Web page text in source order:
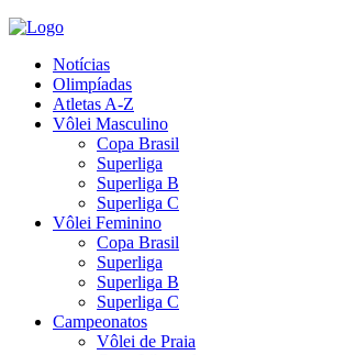
Notícias
Olimpíadas
Atletas A-Z
Vôlei Masculino
Copa Brasil
Superliga
Superliga B
Superliga C
Vôlei Feminino
Copa Brasil
Superliga
Superliga B
Superliga C
Campeonatos
Vôlei de Praia